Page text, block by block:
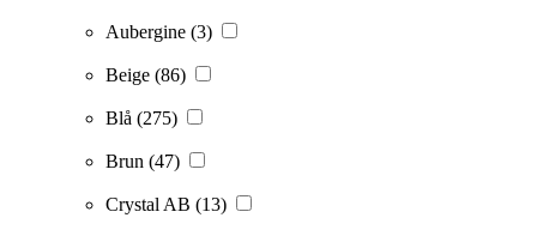
Aubergine (3)
Beige (86)
Blå (275)
Brun (47)
Crystal AB (13)